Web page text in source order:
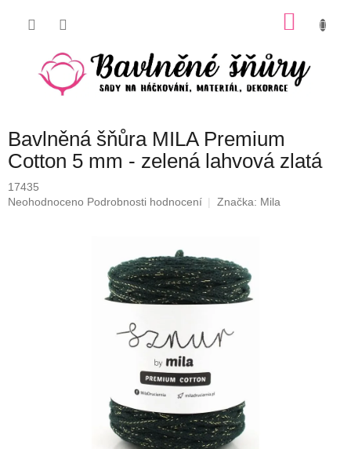
Bavlněná šňůra MILA Premium
Cotton 5 mm - zelená lahvová zlatá
17435
Průměrné
Neohodnoceno Podrobnosti hodnocení Značka: Mila